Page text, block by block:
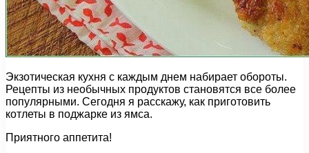
Экзотическая кухня с каждым днем набирает обороты.
Рецепты из необычных продуктов становятся все более
популярными. Сегодня я расскажу, как приготовить
котлеты в поджарке из ямса.
Приятного аппетита!